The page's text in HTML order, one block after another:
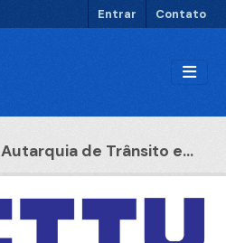
Entrar Contato
Autarquia de Trânsito e...